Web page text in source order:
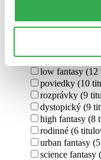
detektívky (27
magický
komiksy (16
low fantasy (12
poviedky (10
rozprávky (9
dystopický (9
high fantasy (8
rodinné (6
urban fantasy
science fantasy